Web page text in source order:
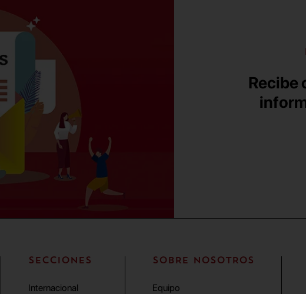
Recibe
SECCIONES
Internacional
SOBRE NOSOTROS
Equipo